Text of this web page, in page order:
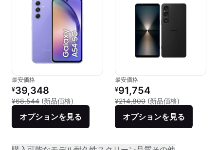
最安価格
リファービッシュ品の価格：
¥39,348
¥68,544 (新品価格) 新品との比較：¥68,544
オプションを見る
最安価格
リファービッシュ品の価格：
¥91,754
¥214,800 (新品価格)
オプションを見る